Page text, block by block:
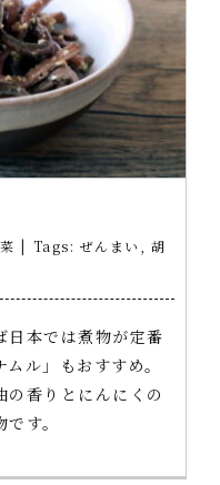
| Tags: ぜんまい
胡
日本では煮物が定番
ル」もおすすめ。
香りとにんにくの
す。